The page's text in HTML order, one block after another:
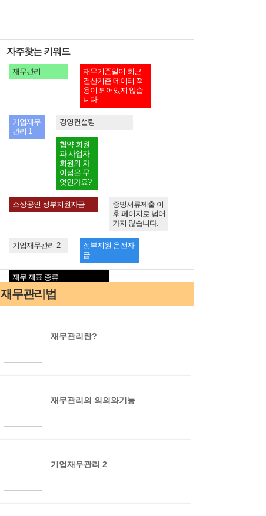
자주찾는 키워드
재무관리
재무기준일이 최근
결산기준 데이터 적
용이 되어있지 않습
니다.
기업재무
관리 1
경영컨설팅
협약 회원
과 사업자
회원의 차
이점은 무
엇인가요?
소상공인 정부지원자금
증빙서류제출 이
후 페이지로 넘어
가지 않습니다.
기업재무관리 2
정부지원 운전자
금
재무 제표 종류
재무관리법
재무관리란?
재무관리의 의의와기능
기업재무관리 2